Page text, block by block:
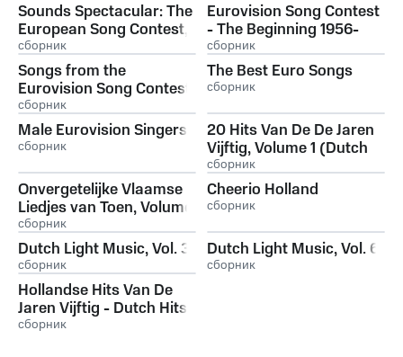
Sounds Spectacular: The
European Song Contest,
Volume 2
сборник
Eurovision Song Contest
- The Beginning 1956-
1962
сборник
Songs from the
Eurovision Song Contest:
1959
сборник
The Best Euro Songs
сборник
Male Eurovision Singers
сборник
20 Hits Van De De Jaren
Vijftig, Volume 1 (Dutch
Hits from the 50's)
сборник
Onvergetelijke Vlaamse
Liedjes van Toen, Volume
3
сборник
Cheerio Holland
сборник
Dutch Light Music, Vol. 3
сборник
Dutch Light Music, Vol. 6
сборник
Hollandse Hits Van De
Jaren Vijftig - Dutch Hits
from the 50's
сборник